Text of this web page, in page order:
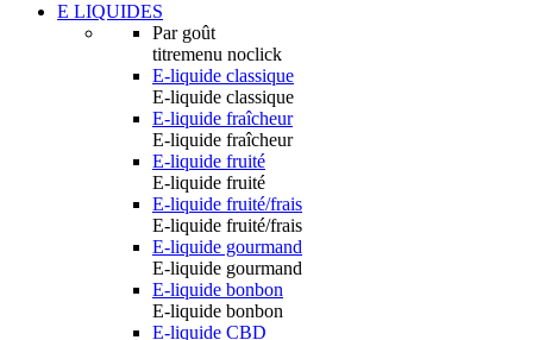
E LIQUIDES
Par goût
titremenu noclick
E-liquide classique
E-liquide classique
E-liquide fraîcheur
E-liquide fraîcheur
E-liquide fruité
E-liquide fruité
E-liquide fruité/frais
E-liquide fruité/frais
E-liquide gourmand
E-liquide gourmand
E-liquide bonbon
E-liquide bonbon
E-liquide CBD